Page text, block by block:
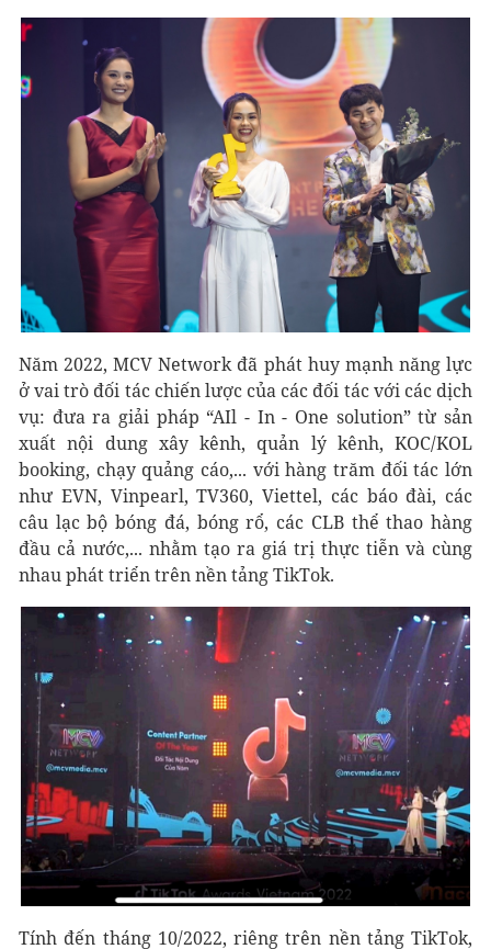
Năm 2022, MCV Network đã phát huy mạnh năng lực
ở vai trò đối tác chiến lược của các đối tác với các dịch
vụ: đưa ra giải pháp “AIl - In - One solution” từ sản
xuất nội dung xây kênh, quản lý kênh, KOC/KOL
booking, chạy quảng cáo,... với hàng trăm đối tác lớn
như EVN, Vinpearl, TV360, Viettel, các báo đài, các
câu lạc bộ bóng đá, bóng rổ, các CLB thể thao hàng
đầu cả nước,... nhằm tạo ra giá trị thực tiễn và cùng
nhau phát triển trên nền tảng TikTok.
Tính đến tháng 10/2022, riêng trên nền tảng TikTok,